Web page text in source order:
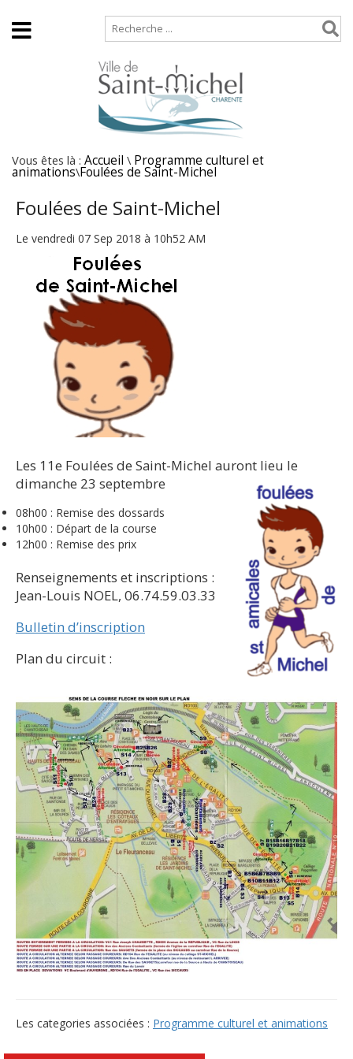
Vous êtes là : Accueil \ Programme culturel et
animations\Foulées de Saint-Michel
Foulées de Saint-Michel
Le vendredi 07 Sep 2018 à 10h52 AM
Les 11e Foulées de Saint-Michel auront lieu le
dimanche 23 septembre
08h00 : Remise des dossards
10h00 : Départ de la course
12h00 : Remise des prix
Renseignements et inscriptions :
Jean-Louis NOEL, 06.74.59.03.33
Bulletin d’inscription
Plan du circuit :
Les categories associées : Programme culturel et animations